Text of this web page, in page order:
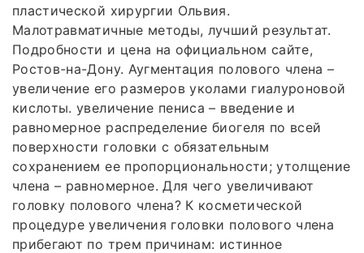
пластической хирургии Ольвия.
Малотравматичные методы, лучший результат.
Подробности и цена на официальном сайте,
Ростов-на-Дону. Аугментация полового члена –
увеличение его размеров уколами гиалуроновой
кислоты. увеличение пениса – введение и
равномерное распределение биогеля по всей
поверхности головки с обязательным
сохранением ее пропорциональности; утолщение
члена – равномерное. Для чего увеличивают
головку полового члена? К косметической
процедуре увеличения головки полового члена
прибегают по трем причинам: истинное